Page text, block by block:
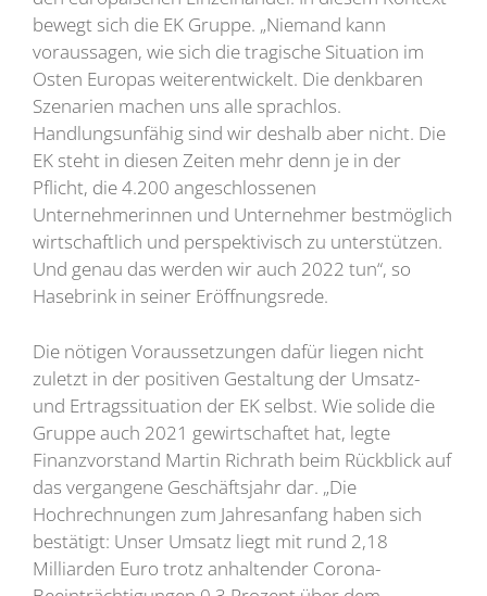
bewegt sich die EK Gruppe. „Niemand kann
voraussagen, wie sich die tragische Situation im
Osten Europas weiterentwickelt. Die denkbaren
Szenarien machen uns alle sprachlos.
Handlungsunfähig sind wir deshalb aber nicht. Die
EK steht in diesen Zeiten mehr denn je in der
Pflicht, die 4.200 angeschlossenen
Unternehmerinnen und Unternehmer bestmöglich
wirtschaftlich und perspektivisch zu unterstützen.
Und genau das werden wir auch 2022 tun“, so
Hasebrink in seiner Eröffnungsrede.
Die nötigen Voraussetzungen dafür liegen nicht
zuletzt in der positiven Gestaltung der Umsatz-
und Ertragssituation der EK selbst. Wie solide die
Gruppe auch 2021 gewirtschaftet hat, legte
Finanzvorstand Martin Richrath beim Rückblick auf
das vergangene Geschäftsjahr dar. „Die
Hochrechnungen zum Jahresanfang haben sich
bestätigt: Unser Umsatz liegt mit rund 2,18
Milliarden Euro trotz anhaltender Corona-